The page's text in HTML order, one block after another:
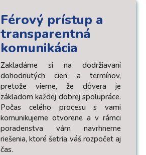
Férový prístup a
transparentná
komunikácia
Zakladáme si na dodržiavaní
dohodnutých cien a termínov,
pretože vieme, že dôvera je
základom každej dobrej spolupráce.
Počas celého procesu s vami
komunikujeme otvorene a v rámci
poradenstva vám navrhneme
riešenia, ktoré šetria váš rozpočet aj
čas.